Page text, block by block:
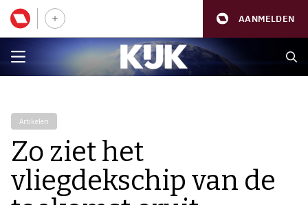
AANMELDEN
Artikelen
Zo ziet het
vliegdekschip van de